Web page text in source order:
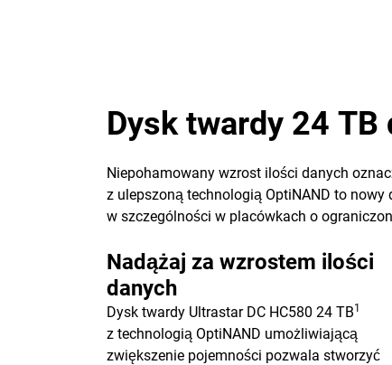
Dysk twardy 24
Niepohamowany wzrost ilości danych
z ulepszoną technologią OptiNAND to
w szczególności w placówkach o
Nadążaj za wzrostem ilości
danych
Dysk twardy Ultrastar DC HC580 24 TB1
z technologią OptiNAND umożliwiającą
zwiększenie pojemności pozwala stworzyć